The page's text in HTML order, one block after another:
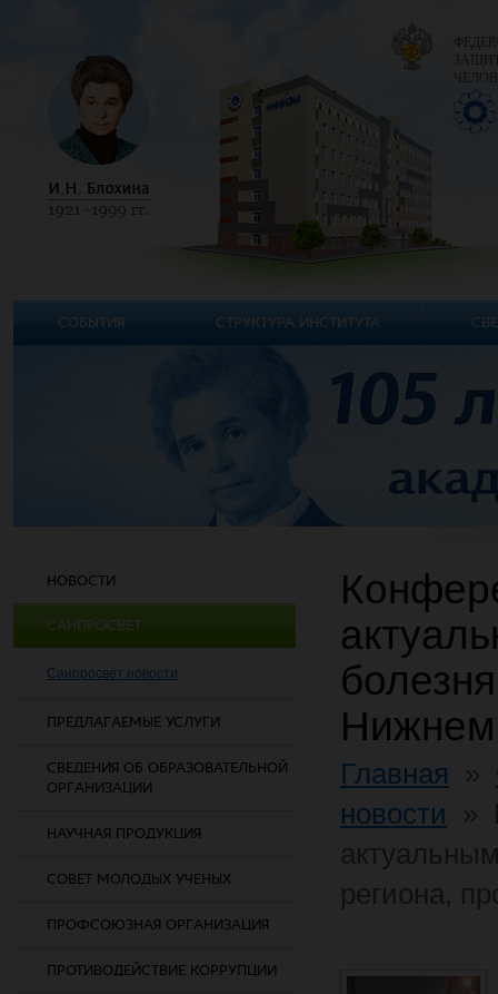
НОВОСТИ
САНПРОСВЕТ
Санпросвет новости
ПРЕДЛАГАЕМЫЕ УСЛУГИ
СВЕДЕНИЯ ОБ ОБРАЗОВАТЕЛЬНОЙ
ОРГАНИЗАЦИИ
НАУЧНАЯ ПРОДУКЦИЯ
СОВЕТ МОЛОДЫХ УЧЕНЫХ
ПРОФСОЮЗНАЯ ОРГАНИЗАЦИЯ
ПРОТИВОДЕЙСТВИЕ КОРРУПЦИИ
Главная
новости
СОБЫТИЯ СТРУКТУРА ИНСТИТУТА